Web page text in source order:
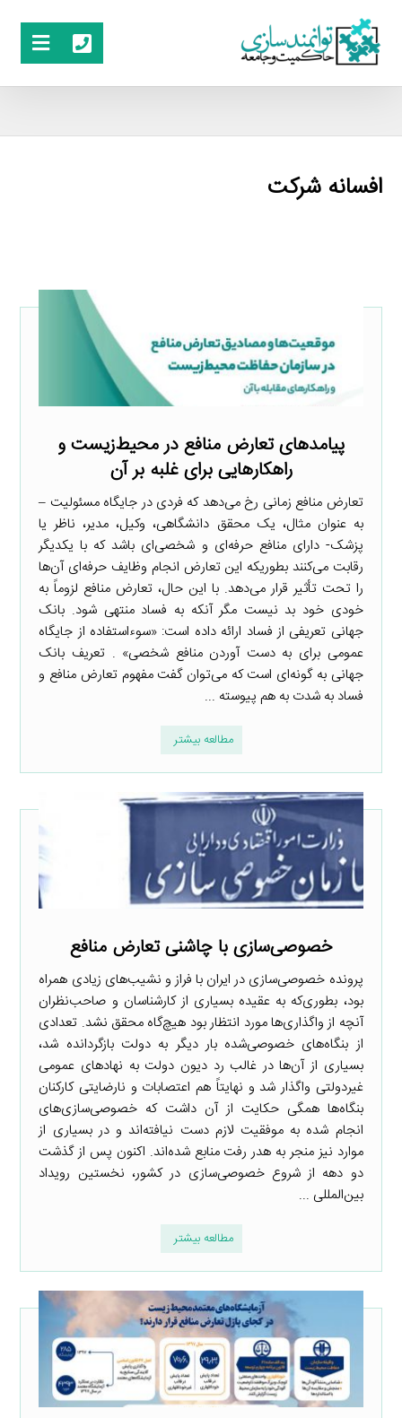
افسانه شرکت
پیامدهای تعارض منافع در محیط‌زیست و
راهکارهایی برای غلبه بر آن
تعارض منافع زمانی رخ می‌دهد که فردی در جایگاه مسئولیت –
به عنوان مثال، یک محقق دانشگاهی، وکیل، مدیر، ناظر یا
پزشک- دارای منافع حرفه‌ای و شخصی‌ای باشد که با یکدیگر
رقابت می‌کنند بطوریکه این تعارض انجام وظایف حرفه‌ای آن‌ها
را تحت تأثیر قرار می‌دهد. با این حال، تعارض منافع لزوماً به
خودی خود بد نیست مگر آنکه به فساد منتهی شود. بانک
جهانی تعریفی از فساد ارائه داده است: «سوءاستفاده از جایگاه
عمومی برای به دست آوردن منافع شخصی» . تعریف بانک
جهانی به گونه‌ای است که می‌توان گفت مفهوم تعارض منافع و
فساد به شدت به هم پیوسته ...
مطالعه بیشتر
خصوصی‌سازی با چاشنی تعارض منافع
پرونده خصوصی‌سازی در ایران با فراز و نشیب‌های زیادی همراه
بود، بطوری‌که به عقیده بسیاری از کارشناسان و صاحب‌نظران
آنچه از واگذاری‌ها مورد انتظار بود هیچ‌گاه محقق نشد. تعدادی
از بنگاه‌های خصوصی‌شده بار دیگر به دولت بازگردانده شد،
بسیاری از آن‌ها در غالب رد دیون دولت به نهادهای عمومی
غیردولتی واگذار شد و نهایتاً هم اعتصابات و نارضایتی کارکنان
بنگاه‌ها همگی حکایت از آن داشت که خصوصی‌سازی‌های
انجام شده به موفقیت لازم دست نیافته‌اند و در بسیاری از
موارد نیز منجر به هدر رفت منابع شده‌اند. اکنون پس از گذشت
دو دهه از شروع خصوصی‌سازی در کشور، نخستین رویداد
بین‌المللی ...
مطالعه بیشتر